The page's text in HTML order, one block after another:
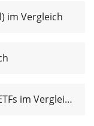
im Vergleich
Erneuerbare Energien-ETFs im Vergleich